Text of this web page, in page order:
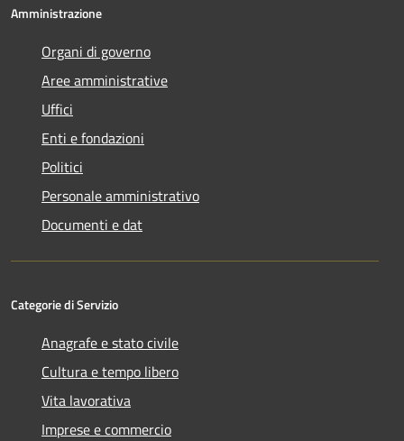
Amministrazione
Organi di governo
Aree amministrative
Uffici
Enti e fondazioni
Politici
Personale amministrativo
Documenti e dat
Categorie di Servizio
Anagrafe e stato civile
Cultura e tempo libero
Vita lavorativa
Imprese e commercio